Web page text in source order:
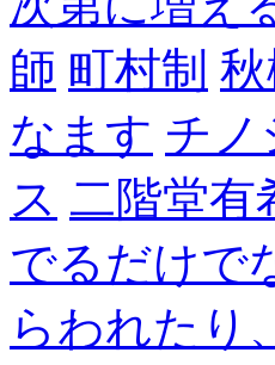
師 町村制
なます チノ
ス 二階堂有
でるだけで
らわれたり